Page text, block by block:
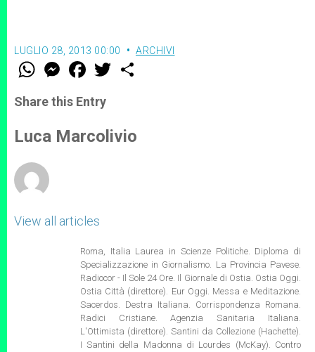
LUGLIO 28, 2013 00:00 ARCHIVI
W
t
s
p
p
M
e
s
e
g
e
F
a
e
b
o
k
w
r
Share this Entry
Luca Marcolivio
View all articles
Roma, Italia Laurea in Scienze Politiche. Diploma di
Specializzazione in Giornalismo. La Provincia Pavese.
Radiocor - Il Sole 24 Ore. Il Giornale di Ostia. Ostia Oggi.
Ostia Città (direttore). Eur Oggi. Messa e Meditazione.
Sacerdos. Destra Italiana. Corrispondenza Romana.
Radici Cristiane. Agenzia Sanitaria Italiana.
L'Ottimista (direttore). Santini da Collezione (Hachette).
I Santini della Madonna di Lourdes (McKay). Contro